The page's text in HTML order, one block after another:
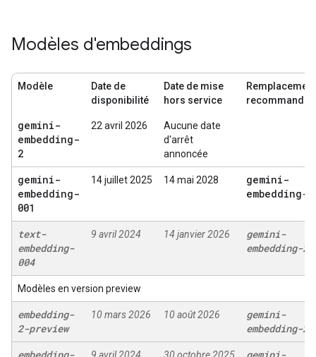
Modèles d'embeddings
Modèle
Date de
disponibilité
Date de mise
hors service
Remplacement
recommandé
gemini-
embedding-
2
22 avril 2026
Aucune date
d'arrêt
annoncée
gemini-
embedding-
001
14 juillet 2025 14 mai 2028
gemini-
embedding-2
text-
embedding-
004
9 avril 2024 14 janvier 2026
gemini-
embedding-2
Modèles en version preview
embedding-
2-preview
10 mars 2026 10 août 2026
gemini-
embedding-2